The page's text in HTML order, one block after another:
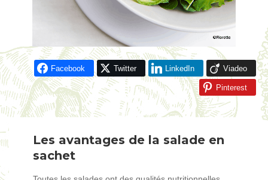
Facebook Twitter LinkedIn Viadeo
Pinterest
Les avantages de la salade en
sachet